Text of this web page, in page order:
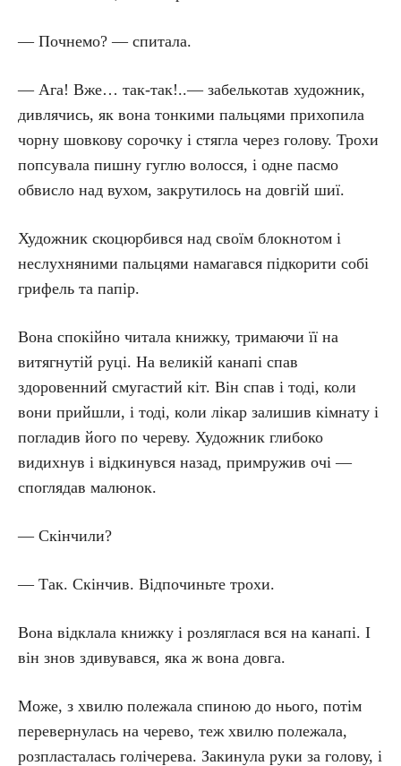
— Почнемо? — спитала.
— Ага! Вже… так-так!..— забелькотав художник,
дивлячись, як вона тонкими пальцями прихопила
чорну шовкову сорочку і стягла через голову. Трохи
попсувала пишну гуглю волосся, і одне пасмо
обвисло над вухом, закрутилось на довгій шиї.
Художник скоцюрбився над своїм блокнотом і
неслухняними пальцями намагався підкорити собі
грифель та папір.
Вона спокійно читала книжку, тримаючи її на
витягнутій руці. На великій канапі спав
здоровенний смугастий кіт. Він спав і тоді, коли
вони прийшли, і тоді, коли лікар залишив кімнату і
погладив його по череву. Художник глибоко
видихнув і відкинувся назад, примружив очі —
споглядав малюнок.
— Скінчили?
— Так. Скінчив. Відпочиньте трохи.
Вона відклала книжку і розляглася вся на канапі. І
він знов здивувався, яка ж вона довга.
Може, з хвилю полежала спиною до нього, потім
перевернулась на черево, теж хвилю полежала,
розпласталась голічерева. Закинула руки за голову, і